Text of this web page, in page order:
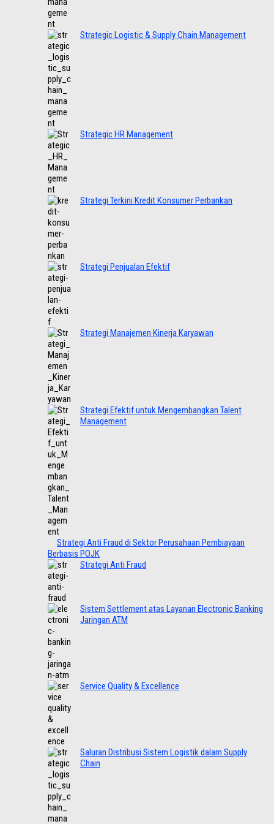
Strategic Logistic & Supply Chain Management
Strategic HR Management
Strategi Terkini Kredit Konsumer Perbankan
Strategi Penjualan Efektif
Strategi Manajemen Kinerja Karyawan
Strategi Efektif untuk Mengembangkan Talent
Management
Strategi Anti Fraud di Sektor Perusahaan Pembiayaan
Berbasis POJK
Strategi Anti Fraud
Sistem Settlement atas Layanan Electronic Banking
Jaringan ATM
Service Quality & Excellence
Saluran Distribusi Sistem Logistik dalam Supply
Chain